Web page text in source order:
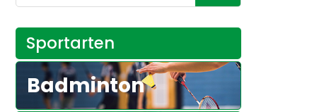
Sportarten
Badminton